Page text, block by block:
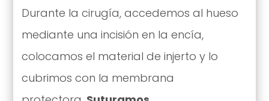
Durante la cirugía, accedemos al hueso
mediante una incisión en la encía,
colocamos el material de injerto y lo
cubrimos con la membrana